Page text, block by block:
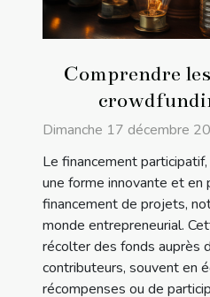
Comprendre
financement
Dimanche 17 décembre
Le financement
une forme innovante et en
financement de projets,
monde entrepreneurial.
récolter des fonds auprès
contributeurs, souvent en
récompenses ou de